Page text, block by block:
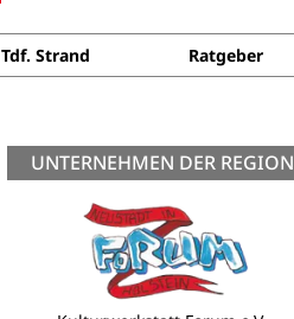
Tdf. Strand Ratgeber
UNTERNEHMEN DER REGION
Seestern Apotheke